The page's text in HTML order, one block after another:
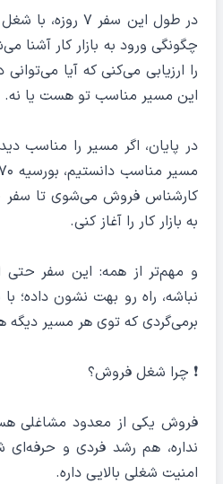
در طول این سفر
چگونگی ورود به بازار کار
را ارزیابی می‌کنی که آیا
این مسیر مناسب تو هست یا نه.
در پایان، اگر مسیر را مناسب
کارشناس فروش می‌شوی تا سفر
به بازار کار را آغاز کنی.
و مهم‌تر از همه: این سفر
نباشه، راه رو بهت نشون داده؛
برمی‌گردی که توی هر مسیر دیگه
❗️ چرا شغل فروش؟
فروش یکی از معدود مشاغلی
نداره، هم رشد فردی و
امنیت شغلی بالایی داره.